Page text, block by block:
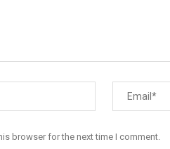
browser for the next time I comment.